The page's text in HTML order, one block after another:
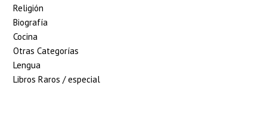
Religión
Biografía
Cocina
Otras Categorías
Lengua
Libros Raros / especial